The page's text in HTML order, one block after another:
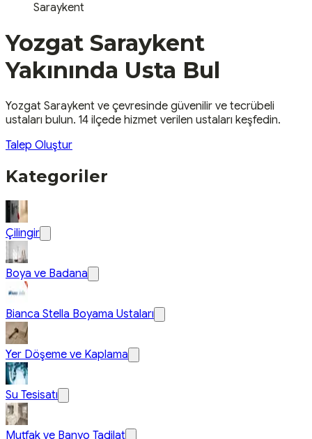
Saraykent
Yozgat Saraykent
Yakınında Usta Bul
Yozgat Saraykent ve çevresinde güvenilir ve tecrübeli
ustaları bulun. 14 ilçede hizmet verilen ustaları keşfedin.
Talep Oluştur
Kategoriler
Çilingir
Boya ve Badana
Bianca Stella Boyama Ustaları
Yer Döşeme ve Kaplama
Su Tesisatı
Mutfak ve Banyo Tadilat